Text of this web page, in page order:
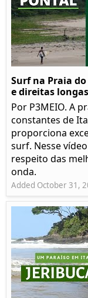
Surf na Praia
e direitas
Por P3MEIO. A
constantes de
proporciona
surf. Nesse
respeito das
onda.
Added October 31,